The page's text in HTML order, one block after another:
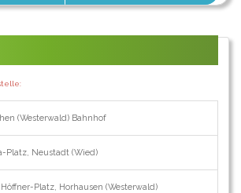
(Westerwald) Bahnhof
Platz, Neustadt (Wied)
Platz, Horhausen (Westerwald)